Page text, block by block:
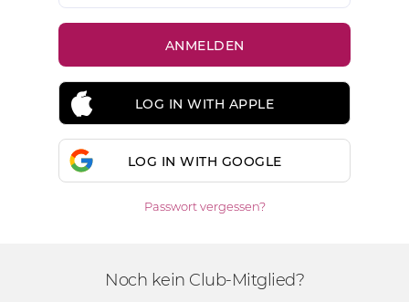
LOG IN WITH APPLE
LOG IN WITH GOOGLE
Passwort vergessen?
Noch kein Club-Mitglied?